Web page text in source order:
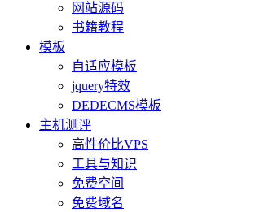
网站源码
书籍教程
模板
自适应模板
jquery特效
DEDECMS模板
主机测评
高性价比VPS
工具与知识
免费空间
免费域名